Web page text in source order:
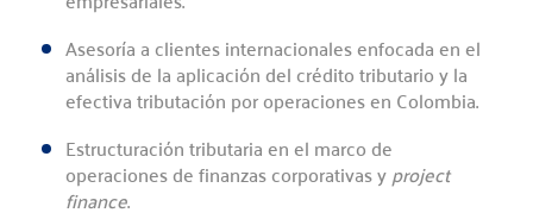
Asesoría a clientes internacionales enfocada en el
análisis de la aplicación del crédito tributario y la
efectiva tributación por operaciones en Colombia.
Estructuración tributaria en el marco de
operaciones de finanzas corporativas yproject
finance.